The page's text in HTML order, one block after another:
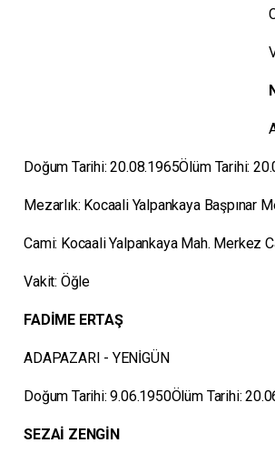
Doğum Tarihi: 20.08.1965Ölüm Tarihi:
Mezarlık: Kocaali Yalpankaya Başpınar
Cami: Kocaali Yalpankaya Mah. Merkez
Vakit: Öğle
FADİME ERTAŞ
ADAPAZARI - YENİGÜN
Doğum Tarihi: 9.06.1950Ölüm Tarihi:
SEZAİ ZENGİN